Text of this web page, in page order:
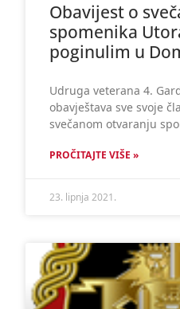
Obavijest o
spomenika
poginulim u
Udruga veterana 4.
obavještava sve svoje
svečanom otvaranju
PROČITAJTE VIŠE »
23. lipnja 2021.